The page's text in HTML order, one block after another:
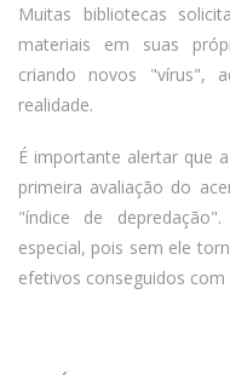
Muitas bibliotecas
materiais em suas
criando novos "vírus",
realidade.
É importante alertar que
primeira avaliação do
"índice de
especial, pois sem ele
efetivos conseguidos com